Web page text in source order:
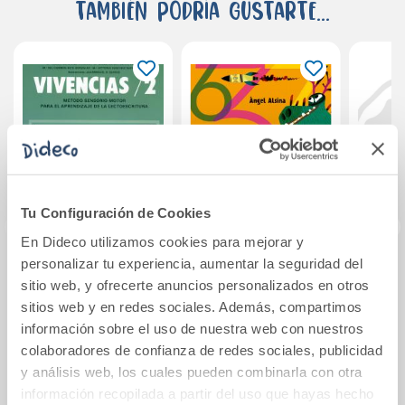
Tu Configuración de Cookies
En Dideco utilizamos cookies para mejorar y
personalizar tu experiencia, aumentar la seguridad del
sitio web, y ofrecerte anuncios personalizados en otros
sitios web y en redes sociales. Además, compartimos
información sobre el uso de nuestra web con nuestros
colaboradores de confianza de redes sociales, publicidad
y análisis web, los cuales pueden combinarla con otra
información recopilada a partir del uso que hayas hecho
También podría gustarte...
Recuerde, piense y
trabaje sus manos.
1
4,25€
Comprar
Matecracks.
Actividades de
competencia
matemática:
números,
geometría,
medida, l
1,90€
Comprar